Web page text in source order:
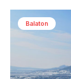
Balaton